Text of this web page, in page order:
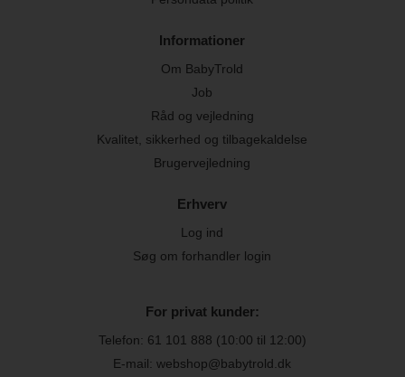
Informationer
Om BabyTrold
Job
Råd og vejledning
Kvalitet, sikkerhed og tilbagekaldelse
Brugervejledning
Erhverv
Log ind
Søg om forhandler login
For privat kunder:
Telefon: 61 101 888 (10:00 til 12:00)
E-mail: webshop@babytrold.dk